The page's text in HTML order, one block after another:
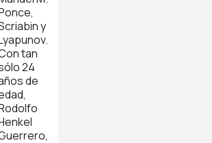
y
tan
24
de